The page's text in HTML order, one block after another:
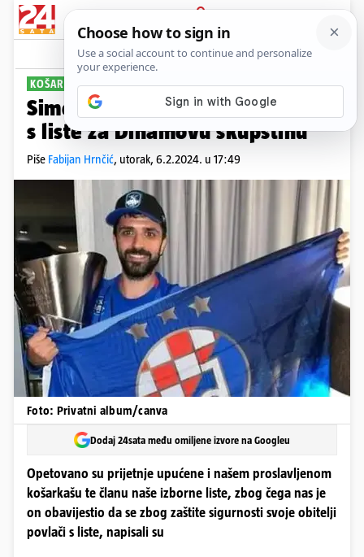
PRIJAVA
Sport Komentari
KOŠARKAŠ JE ODUSTAO
Simon se zbog prijetnji povukao
s liste za Dinamovu skupštinu
Piše Fabijan Hrnčić, utorak, 6.2.2024. u 17:49
Foto: Privatni album/canva
Dodaj 24sata među omiljene izvore na Googleu
Opetovano su prijetnje upućene i našem proslavljenom
košarkašu te članu naše izborne liste, zbog čega nas je
on obavijestio da se zbog zaštite sigurnosti svoje obitelji
povlači s liste, napisali su